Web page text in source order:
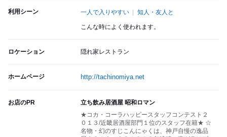
利用シーン 一人で入りやすい 知人・友人と
こんな時によく使われます。
ロケーション 隠れ家レストラン
ホームページ http://tachinomiya.net
お店のPR
立ち飲み居酒屋 昭和ロマン
★コカ・コーラハッピースタッフコンテスト２
０１３/近畿居酒屋部門１位のスタッフ在籍★ ☆
名物・幻のすじこんにゃくは、神戸自慢の逸品